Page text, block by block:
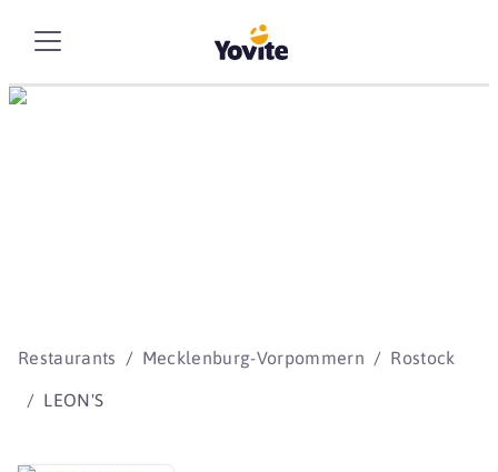
Restaurants Mecklenburg-Vorpommern Rostock
LEON'S